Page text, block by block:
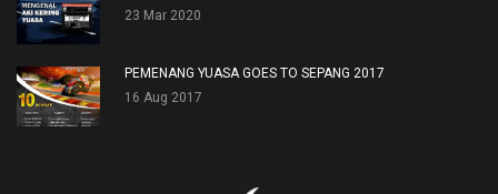
23 Mar 2020
PEMENANG YUASA GOES TO SEPANG 2017
16 Aug 2017